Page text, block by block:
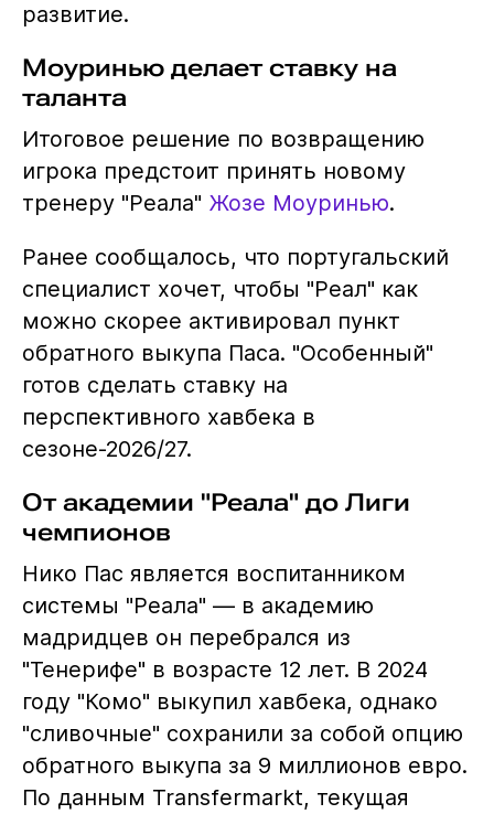
развитие.
Моуринью делает ставку на
таланта
Итоговое решение по возвращению
игрока предстоит принять новому
тренеру "Реала" Жозе Моуринью.
Ранее сообщалось, что португальский
специалист хочет, чтобы "Реал" как
можно скорее активировал пункт
обратного выкупа Паса. "Особенный"
готов сделать ставку на
перспективного хавбека в
сезоне-2026/27.
От академии "Реала" до Лиги
чемпионов
Нико Пас является воспитанником
системы "Реала" — в академию
мадридцев он перебрался из
"Тенерифе" в возрасте 12 лет. В 2024
году "Комо" выкупил хавбека, однако
"сливочные" сохранили за собой опцию
обратного выкупа за 9 миллионов евро.
По данным Transfermarkt, текущая